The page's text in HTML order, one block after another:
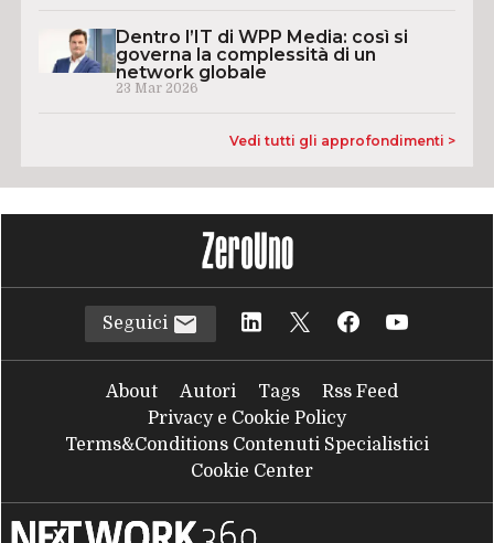
Dentro l’IT di WPP Media: così si
governa la complessità di un
network globale
23 Mar 2026
Vedi tutti gli approfondimenti >
Seguici
About Autori Tags
Rss Feed
Privacy e Cookie Policy
Terms&Conditions Contenuti Specialistici
Cookie Center